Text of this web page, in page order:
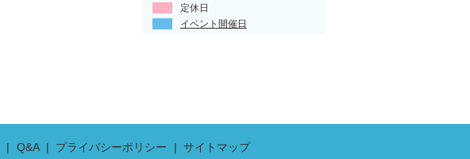
定休日
イベント開催日
Q&A プライバシーポリシー サイトマップ